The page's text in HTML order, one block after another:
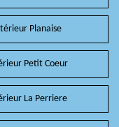
Planaise
Petit Coeur
La Perriere